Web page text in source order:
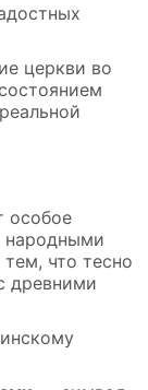
церкви во
особое
народными
что тесно
древними